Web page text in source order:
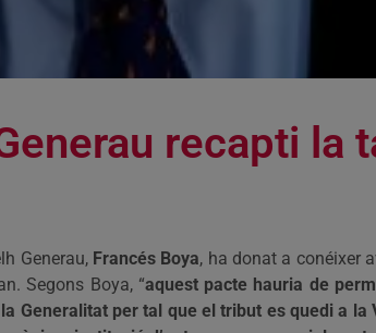
recapti la
Generau, Francés Boya, ha donat a conéixer
Segons Boya, “aquest pacte hauria de
per tal que el tribut es quedi a la